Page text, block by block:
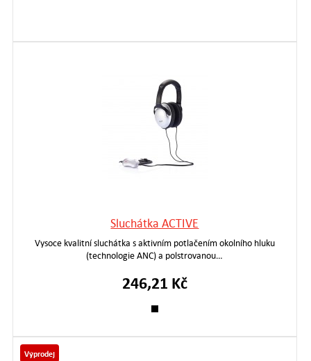
Sluchátka ACTIVE
Vysoce kvalitní sluchátka s aktivním potlačením okolního hluku
(technologie ANC) a polstrovanou…
246,21 Kč
Výprodej